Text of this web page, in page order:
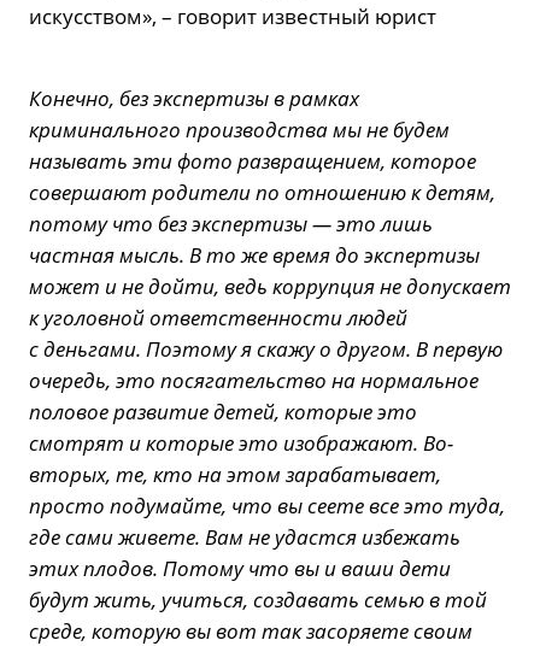
искусством», – говорит известный юрист
Конечно, без экспертизы в рамках
криминального производства мы не будем
называть эти фото развращением, которое
совершают родители по отношению к детям,
потому что без экспертизы — это лишь
частная мысль. В то же время до экспертизы
может и не дойти, ведь коррупция не допускает
к уголовной ответственности людей
с деньгами. Поэтому я скажу о другом. В первую
очередь, это посягательство на нормальное
половое развитие детей, которые это
смотрят и которые это изображают. Во-
вторых, те, кто на этом зарабатывает,
просто подумайте, что вы сеете все это туда,
где сами живете. Вам не удастся избежать
этих плодов. Потому что вы и ваши дети
будут жить, учиться, создавать семью в той
среде, которую вы вот так засоряете своим